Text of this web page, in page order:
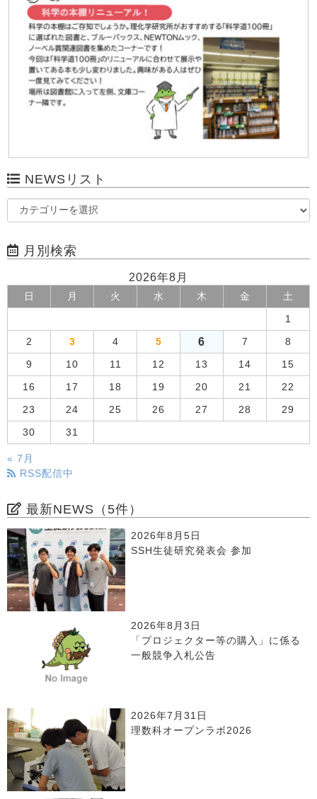
NEWSリスト
月別検索
2026年8月
日 月 火 水 木 金 土
1
2 3 4 5 6 7 8
9 10 11 12 13 14 15
16 17 18 19 20 21 22
23 24 25 26 27 28 29
30 31
« 7月
RSS配信中
最新NEWS（5件）
2026年8月5日
SSH生徒研究発表会 参加
2026年8月3日
「プロジェクター等の購入」に係る
一般競争入札公告
2026年7月31日
理数科オープンラボ2026